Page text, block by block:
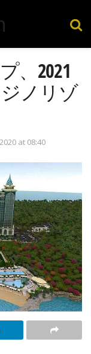
、2021
ノリゾ
at 08:40